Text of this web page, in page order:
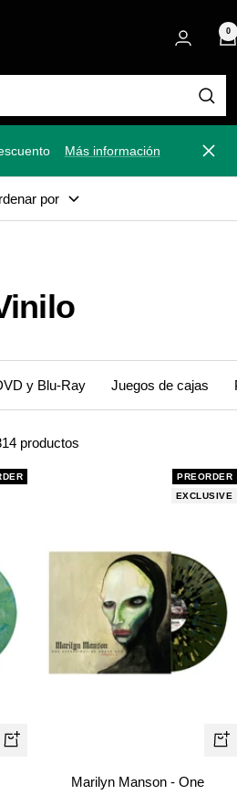
0
Más información
por
y Blu-Ray Juegos de cajas
productos
+
PREORDER
EXCLUSIVE
+
Marilyn Manson - One